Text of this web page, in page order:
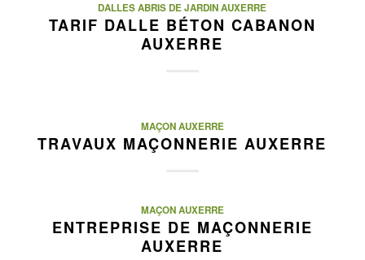
DALLES ABRIS DE JARDIN AUXERRE
TARIF DALLE BÉTON CABANON
AUXERRE
MAÇON AUXERRE
TRAVAUX MAÇONNERIE AUXERRE
MAÇON AUXERRE
ENTREPRISE DE MAÇONNERIE
AUXERRE